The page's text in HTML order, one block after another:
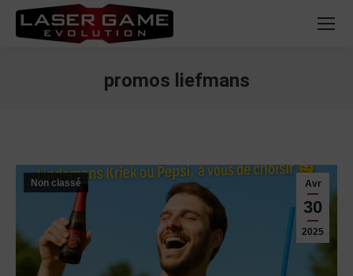
promos liefmans
Avr
30
2025
Non classé